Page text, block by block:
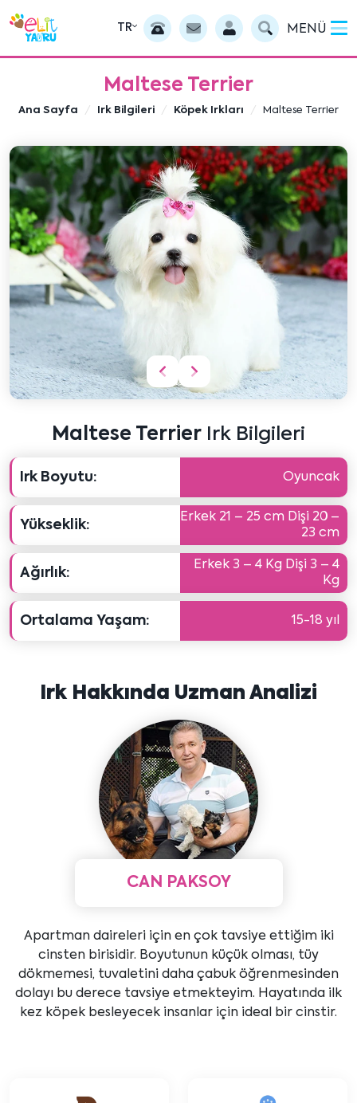
TR MENÜ
Maltese Terrier
Ana Sayfa Irk Bilgileri Köpek Irkları Maltese Terrier
Önceki
içeriği
Sonraki
içeriği
Maltese Terrier Irk Bilgileri
Irk Boyutu: Oyuncak
Yükseklik:
Erkek 21 – 25 cm Dişi 20 –
23 cm
Ağırlık:
Erkek 3 – 4 Kg Dişi 3 – 4
Kg
Ortalama Yaşam: 15-18 yıl
Irk Hakkında Uzman Analizi
CAN PAKSOY
Apartman daireleri için en çok tavsiye ettiğim iki
cinsten birisidir. Boyutunun küçük olması, tüy
dökmemesi, tuvaletini daha çabuk öğrenmesinden
dolayı bu derece tavsiye etmekteyim. Hayatında ilk
kez köpek besleyecek insanlar için ideal bir cinstir.